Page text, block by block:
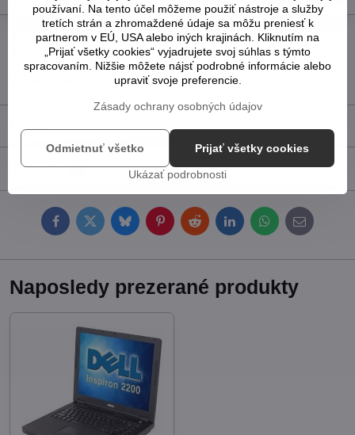
Pridať k Obľúbeným Otázka k produktu
Strážny pes
Doručenia
Popis
Diskusia 0
FacebookTwitterBlueskyPinterestRedditLinkedInWhatsApp
E-
mail
Naposledy prezerané produkty
používaní. Na tento účel môžeme použiť nástroje a služby
tretích strán a zhromaždené údaje sa môžu preniesť k
partnerom v EÚ, USA alebo iných krajinách. Kliknutím na
„Prijať všetky cookies“ vyjadrujete svoj súhlas s týmto
spracovaním. Nižšie môžete nájsť podrobné informácie alebo
upraviť svoje preferencie.
Zásady ochrany osobných údajov
Ukázať podrobnosti
Prijať všetky cookies
Odmietnuť všetko